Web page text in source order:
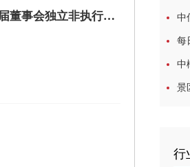
即时焦点：贵州银行(06199.HK)公布，董事会经审议并建议委任温志朝先生担任该行第四届董事会独立非执行董事
中
景
行